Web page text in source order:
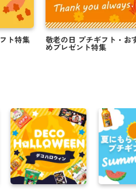
ト特集 敬老の日 プチギフト・お
めプレゼント特集